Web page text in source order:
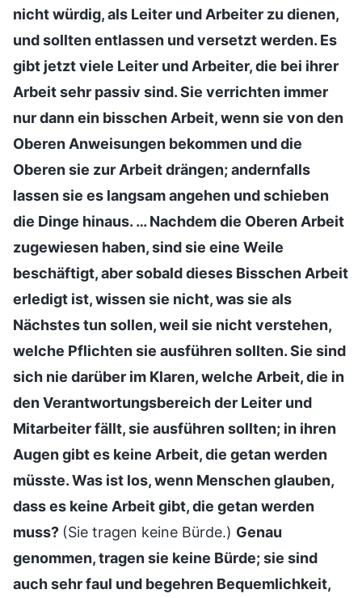
nicht würdig, als Leiter und Arbeiter zu dienen,
und sollten entlassen und versetzt werden. Es
gibt jetzt viele Leiter und Arbeiter, die bei ihrer
Arbeit sehr passiv sind. Sie verrichten immer
nur dann ein bisschen Arbeit, wenn sie von den
Oberen Anweisungen bekommen und die
Oberen sie zur Arbeit drängen; andernfalls
lassen sie es langsam angehen und schieben
die Dinge hinaus. … Nachdem die Oberen Arbeit
zugewiesen haben, sind sie eine Weile
beschäftigt, aber sobald dieses Bisschen Arbeit
erledigt ist, wissen sie nicht, was sie als
Nächstes tun sollen, weil sie nicht verstehen,
welche Pflichten sie ausführen sollten. Sie sind
sich nie darüber im Klaren, welche Arbeit, die in
den Verantwortungsbereich der Leiter und
Mitarbeiter fällt, sie ausführen sollten; in ihren
Augen gibt es keine Arbeit, die getan werden
müsste. Was ist los, wenn Menschen glauben,
dass es keine Arbeit gibt, die getan werden
muss? (Sie tragen keine Bürde.) Genau
genommen, tragen sie keine Bürde; sie sind
auch sehr faul und begehren Bequemlichkeit,